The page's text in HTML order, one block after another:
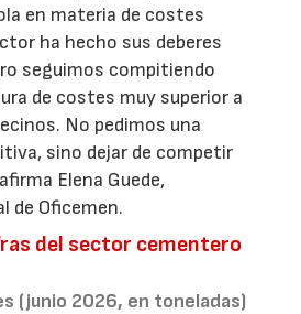
en materia de costes
ha hecho sus deberes
seguimos compitiendo
de costes muy superior a
No pedimos una
sino dejar de competir
Elena Guede,
de Oficemen.
del sector cementero
(junio 2026, en toneladas)